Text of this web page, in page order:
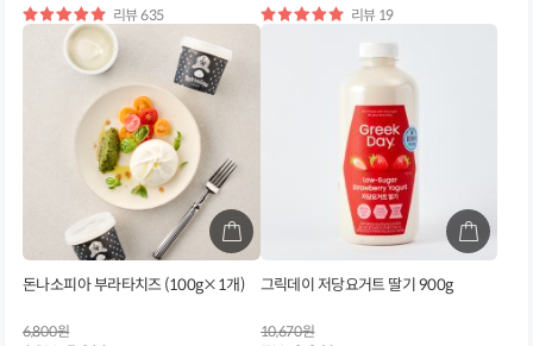
별
점
리뷰 635
별
점
리뷰 19
돈나소피아 부라타치즈 (100g×1개)
6,800원
그릭데이 저당요거트 딸기 900g
10,670원